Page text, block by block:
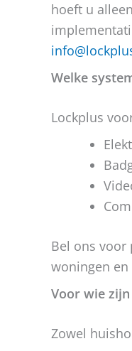
hoeft u
Welke
Lockplus
Bel ons voor
woningen en
Voor wie
Zowel